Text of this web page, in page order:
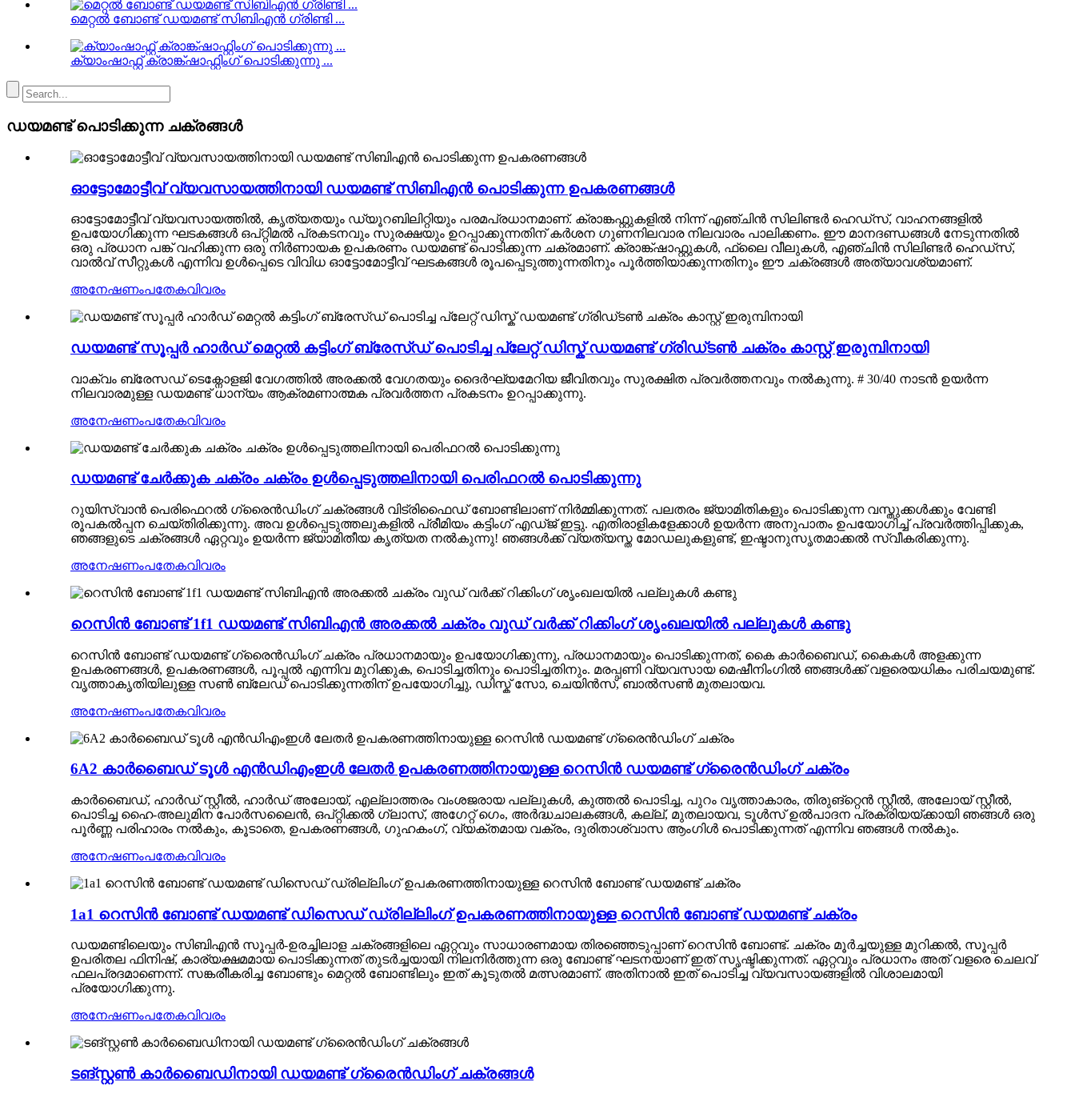
മെറ്റൽ ബോണ്ട് ഡയമണ്ട് സിബിഎൻ ഗ്രിണ്ടി ...
ക്യാംഷാഫ്റ്റ് ക്രാങ്ക്ഷാഫ്റ്റിംഗ് പൊടിക്കുന്നു ...
ഡയമണ്ട് പൊടിക്കുന്ന ചക്രങ്ങൾ
ഓട്ടോമോട്ടീവ് വ്യവസായത്തിനായി ഡയമണ്ട് സിബിഎൻ പൊടിക്കുന്ന ഉപകരണങ്ങൾ
ഓട്ടോമോട്ടീവ് വ്യവസായത്തിൽ, കൃത്യതയും ഡ്യൂറബിലിറ്റിയും പരമപ്രധാനമാണ്. ക്രാങ്കഫ്റ്റുകളിൽ നിന്ന് എഞ്ചിൻ സിലിണ്ടർ ഹെഡ്സ്, വാഹനങ്ങളിൽ
ഉപയോഗിക്കുന്ന ഘടകങ്ങൾ ഒപ്റ്റിമൽ പ്രകടനവും സുരക്ഷയും ഉറപ്പാക്കുന്നതിന് കർശന ഗുണനിലവാര നിലവാരം പാലിക്കണം. ഈ മാനദണ്ഡങ്ങൾ നേടുന്നതിൽ
ഒരു പ്രധാന പങ്ക് വഹിക്കുന്ന ഒരു നിർണായക ഉപകരണം ഡയമണ്ട് പൊടിക്കുന്ന ചക്രമാണ്. ക്രാങ്ക്ഷാഫ്റ്റുകൾ, ഫ്ലൈ വീലുകൾ, എഞ്ചിൻ സിലിണ്ടർ ഹെഡ്സ്,
വാൽവ് സീറ്റുകൾ എന്നിവ ഉൾപ്പെടെ വിവിധ ഓട്ടോമോട്ടീവ് ഘടകങ്ങൾ രൂപപ്പെടുത്തുന്നതിനും പൂർത്തിയാക്കുന്നതിനും ഈ ചക്രങ്ങൾ അത്യാവശ്യമാണ്.
അനേഷണംപതേകവിവരം
ഡയമണ്ട് സൂപ്പർ ഹാർഡ് മെറ്റൽ കട്ടിംഗ് ബ്രേസ്ഡ് പൊടിച്ച പ്ലേറ്റ് ഡിസ്ക് ഡയമണ്ട് ഗ്രിഡ്ടൺ ചക്രം കാസ്റ്റ് ഇരുമ്പിനായി
വാക്വം ബ്രേസഡ് ടെക്നോളജി വേഗത്തിൽ അരക്കൽ വേഗതയും ദൈർഘ്യമേറിയ ജീവിതവും സുരക്ഷിത പ്രവർത്തനവും നൽകുന്നു. # 30/40 നാടൻ ഉയർന്ന
നിലവാരമുള്ള ഡയമണ്ട് ധാന്യം ആക്രമണാത്മക പ്രവർത്തന പ്രകടനം ഉറപ്പാക്കുന്നു.
അനേഷണംപതേകവിവരം
ഡയമണ്ട് ചേർക്കുക ചക്രം ചക്രം ഉൾപ്പെടുത്തലിനായി പെരിഫറൽ പൊടിക്കുന്നു
റുയിസ്വാൻ പെരിഫെറൽ ഗ്രൈൻഡിംഗ് ചക്രങ്ങൾ വിട്രിഫൈഡ് ബോണ്ടിലാണ് നിർമ്മിക്കുന്നത്. പലതരം ജ്യാമിതികളും പൊടിക്കുന്ന വസ്തുക്കൾക്കും വേണ്ടി
രൂപകൽപ്പന ചെയ്തിരിക്കുന്നു. അവ ഉൾപ്പെടുത്തലുകളിൽ പ്രീമിയം കട്ടിംഗ് എഡ്ജ് ഇട്ടു. എതിരാളികളേക്കാൾ ഉയർന്ന അനുപാതം ഉപയോഗിച്ച് പ്രവർത്തിപ്പിക്കുക,
ഞങ്ങളുടെ ചക്രങ്ങൾ ഏറ്റവും ഉയർന്ന ജ്യാമിതീയ കൃത്യത നൽകുന്നു! ഞങ്ങൾക്ക് വ്യത്യസ്ത മോഡലുകളുണ്ട്, ഇഷ്ടാനുസൃതമാക്കൽ സ്വീകരിക്കുന്നു.
അനേഷണംപതേകവിവരം
റെസിൻ ബോണ്ട് 1f1 ഡയമണ്ട് സിബിഎൻ അരക്കൽ ചക്രം വുഡ് വർക്ക് റിക്കിംഗ് ശൃംഖലയിൽ പല്ലുകൾ കണ്ടു
റെസിൻ ബോണ്ട് ഡയമണ്ട് ഗ്രൈൻഡിംഗ് ചക്രം പ്രധാനമായും ഉപയോഗിക്കുന്നു, പ്രധാനമായും പൊടിക്കുന്നത്, കൈ കാർബൈഡ്, കൈകൾ അളക്കുന്ന
ഉപകരണങ്ങൾ, ഉപകരണങ്ങൾ, പൂപ്പൽ എന്നിവ മുറിക്കുക, പൊടിച്ചതിനും പൊടിച്ചതിനും. മരപ്പണി വ്യവസായ മെഷീനിംഗിൽ ഞങ്ങൾക്ക് വളരെയധികം പരിചയമുണ്ട്.
വൃത്താകൃതിയിലുള്ള സൺ ബ്ലേഡ് പൊടിക്കുന്നതിന് ഉപയോഗിച്ചു, ഡിസ്ക് സോ, ചെയിൻസ്, ബാൽസൺ മുതലായവ.
അനേഷണംപതേകവിവരം
6A2 കാർബൈഡ് ടൂൾ എൻഡിഎംഇൾ ലേതർ ഉപകരണത്തിനായുള്ള റെസിൻ ഡയമണ്ട് ഗ്രൈൻഡിംഗ് ചക്രം
കാർബൈഡ്, ഹാർഡ് സ്റ്റീൽ, ഹാർഡ് അലോയ്, എല്ലാത്തരം വംശജരായ പല്ലുകൾ, കുത്തൽ പൊടിച്ച, പുറം വൃത്താകാരം, തിരുങ്റ്റെൻ സ്റ്റീൽ, അലോയ് സ്റ്റീൽ,
പൊടിച്ച ഹൈ-അലുമിന പോർസലൈൻ, ഒപ്റ്റിക്കൽ ഗ്ലാസ്, അഗേറ്റ് ഗെം, അർദ്ധചാലകങ്ങൾ, കല്ല്, മുതലായവ, ടൂൾസ് ഉൽപാദന പ്രക്രിയയ്ക്കായി ഞങ്ങൾ ഒരു
പൂർണ്ണ പരിഹാരം നൽകും, കൂടാതെ, ഉപകരണങ്ങൾ, ഗുഹകംഗ്, വ്യക്തമായ വക്രം, ദുരിതാശ്വാസ ആംഗിൾ പൊടിക്കുന്നത് എന്നിവ ഞങ്ങൾ നൽകും.
അനേഷണംപതേകവിവരം
1a1 റെസിൻ ബോണ്ട് ഡയമണ്ട് ഡിസെഡ് ഡ്രില്ലിംഗ് ഉപകരണത്തിനായുള്ള റെസിൻ ബോണ്ട് ഡയമണ്ട് ചക്രം
ഡയമണ്ടിലെയും സിബിഎൻ സൂപ്പർ-ഉരച്ചിലാള ചക്രങ്ങളിലെ ഏറ്റവും സാധാരണമായ തിരഞ്ഞെടുപ്പാണ് റെസിൻ ബോണ്ട്. ചക്രം മൂർച്ചയുള്ള മുറിക്കൽ, സൂപ്പർ
ഉപരിതല ഫിനിഷ്, കാര്യക്ഷമമായ പൊടിക്കുന്നത് തുടർച്ചയായി നിലനിർത്തുന്ന ഒരു ബോണ്ട് ഘടനയാണ് ഇത് സൃഷ്ടിക്കുന്നത്. ഏറ്റവും പ്രധാനം അത് വളരെ ചെലവ്
ഫലപ്രദമാണെന്ന്. സങ്കരിീകരിച്ച ബോണ്ടും മെറ്റൽ ബോണ്ടിലും ഇത് കൂടുതൽ മത്സരമാണ്. അതിനാൽ ഇത് പൊടിച്ച വ്യവസായങ്ങളിൽ വിശാലമായി
പ്രയോഗിക്കുന്നു.
അനേഷണംപതേകവിവരം
ടങ്സ്റ്റൺ കാർബൈഡിനായി ഡയമണ്ട് ഗ്രൈൻഡിംഗ് ചക്രങ്ങൾ